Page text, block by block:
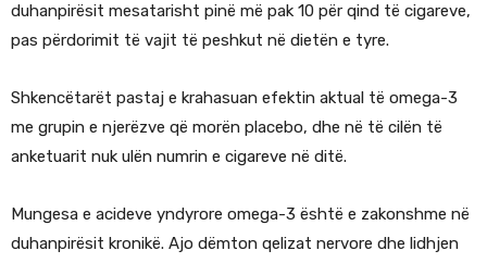
duhanpirësit mesatarisht pinë më pak 10 për qind të cigareve,
pas përdorimit të vajit të peshkut në dietën e tyre.
Shkencëtarët pastaj e krahasuan efektin aktual të omega-3
me grupin e njerëzve që morën placebo, dhe në të cilën të
anketuarit nuk ulën numrin e cigareve në ditë.
Mungesa e acideve yndyrore omega-3 është e zakonshme në
duhanpirësit kronikë. Ajo dëmton qelizat nervore dhe lidhjen